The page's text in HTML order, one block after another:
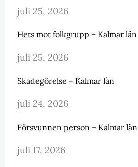
juli 25, 2026
Hets mot folkgrupp – Kalmar län
juli 25, 2026
Skadegörelse – Kalmar län
juli 24, 2026
Försvunnen person – Kalmar län
juli 17, 2026